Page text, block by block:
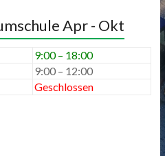
Apr - Okt
9:00 – 18:00
9:00 – 12:00
Geschlossen